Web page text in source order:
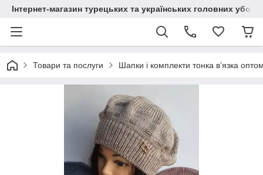
Інтернет-магазин турецьких та українських головних
Товари та послуги Шапки і комплекти тонка в’язка